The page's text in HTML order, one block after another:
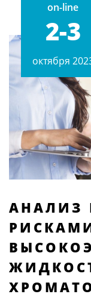
on-line
2-3
октября
АНАЛИЗ